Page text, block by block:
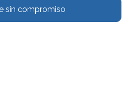
sin compromiso